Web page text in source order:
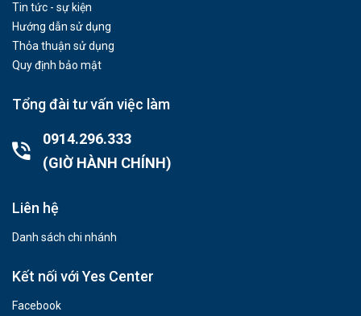
Tin tức - sự kiện
Hướng dẫn sử dụng
Thỏa thuận sử dụng
Quy định bảo mật
Tổng đài tư vấn việc làm
0914.296.333
(GIỜ HÀNH CHÍNH)
Liên hệ
Danh sách chi nhánh
Kết nối với Yes Center
Facebook